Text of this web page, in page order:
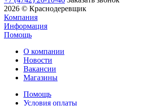
2026 © Краснодеревщик
Компания
Информация
Помощь
О компании
Новости
Вакансии
Магазины
Помощь
Условия оплаты